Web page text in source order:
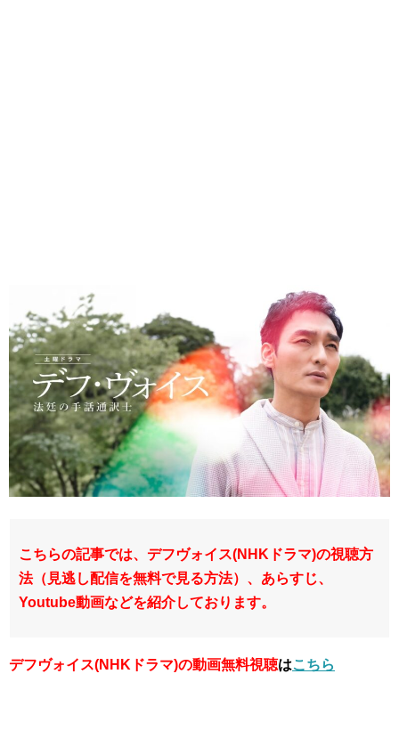
こちらの記事では、デフヴォイス(NHKドラマ)の視聴方
法（見逃し配信を無料で見る方法）、あらすじ、
Youtube動画などを紹介しております。
デフヴォイス(NHKドラマ)の動画無料視聴はこちら